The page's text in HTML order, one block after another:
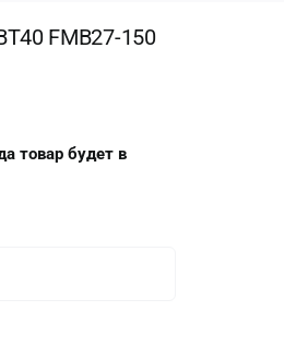
FMB27-150
товар будет в